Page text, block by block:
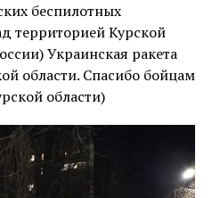
беспилотных
территорией Курской
Украинская ракета
области. Спасибо бойцам
области)